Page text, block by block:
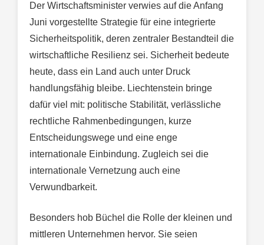
Der Wirtschaftsminister verwies auf die Anfang
Juni vorgestellte Strategie für eine integrierte
Sicherheitspolitik, deren zentraler Bestandteil die
wirtschaftliche Resilienz sei. Sicherheit bedeute
heute, dass ein Land auch unter Druck
handlungsfähig bleibe. Liechtenstein bringe
dafür viel mit: politische Stabilität, verlässliche
rechtliche Rahmenbedingungen, kurze
Entscheidungswege und eine enge
internationale Einbindung. Zugleich sei die
internationale Vernetzung auch eine
Verwundbarkeit.
Besonders hob Büchel die Rolle der kleinen und
mittleren Unternehmen hervor. Sie seien